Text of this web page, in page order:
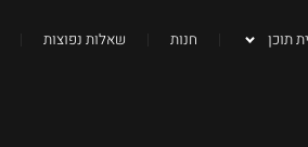
תוכן חנות שאלות נפוצות